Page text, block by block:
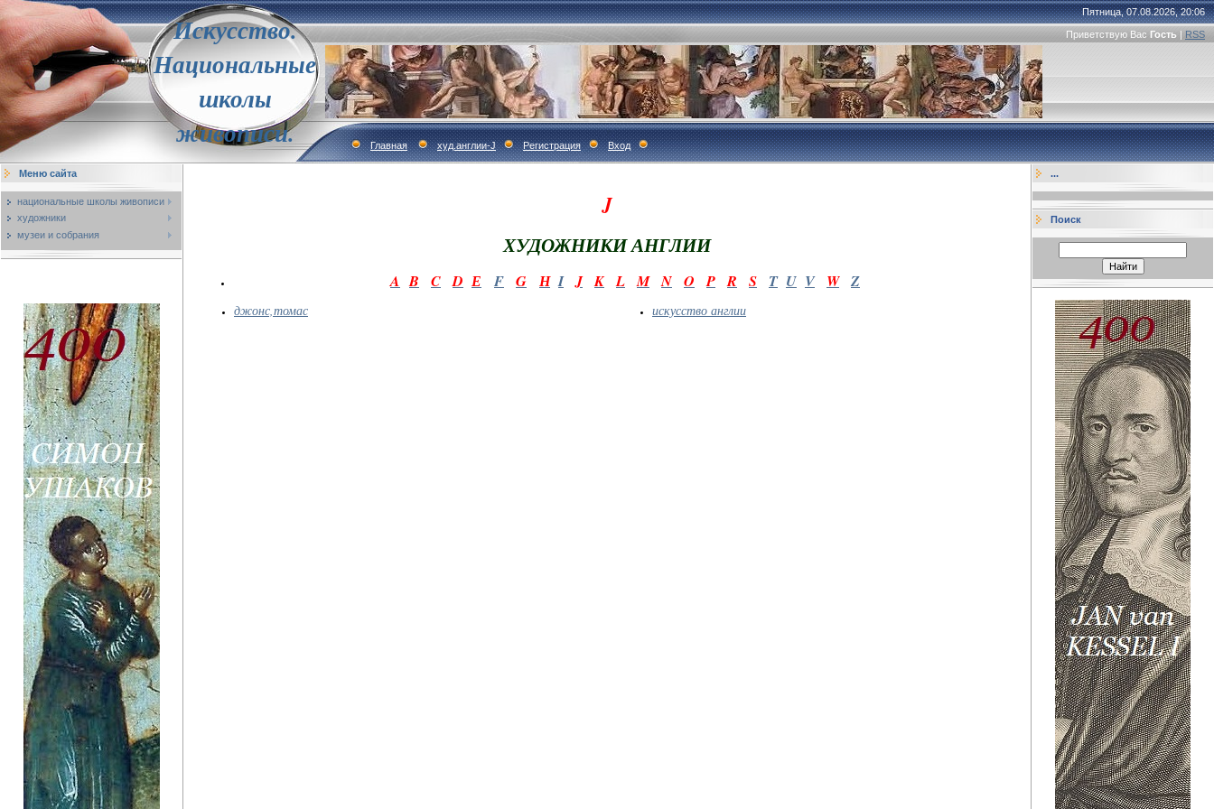
Искусство.
Национальные
школы
живописи.
Пятница, 07.08.2026, 20:06
Приветствую Вас Гость | RSS
Главная худ.англии-J Регистрация Вход
Меню сайта
национальные школы живописи
художники
музеи и собрания
J
ХУДОЖНИКИ АНГЛИИ
A B C D Е F G Н I J K L M N O P R S T U V W Z
джонс,томас искусство англии
...
Поиск